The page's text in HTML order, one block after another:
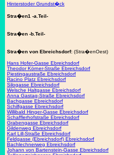
Hinterstoder Grundst�ck
Stra�en1 -a.Teil-
Stra�en -b.Teil-
Stra�en von Ebreichsdorf: (Stra�enOest)
Hans Hofer-Gasse Ebreichsdorf
Theodor Körner-Straße Ebreichsdorf
Piestingaustraße Ebreichsdorf
Racino Platz Ebreichsdorf
Silogasse Ebreichsdorf
Welsche Haltgasse Ebreichsdorf
Anna Gastag-Straße Ebreichsdorf
Bachgasse Ebreichsdorf
Schilfgasse Ebreichsdorf
Willibald Hinger-Gasse Ebreichsdorf
Schafflerhofstraße Ebreichsdorf
Grabengasse Ebreichsdorf
Gildenweg Ebreichsdorf
Karl Lill-Straße Ebreichsdorf
Feldgasse (Ebreichsdorf) Ebreichsdorf
Bachlechnerweg Ebreichsdorf
Johann von Bartenstein-Gasse Ebreichsdorf